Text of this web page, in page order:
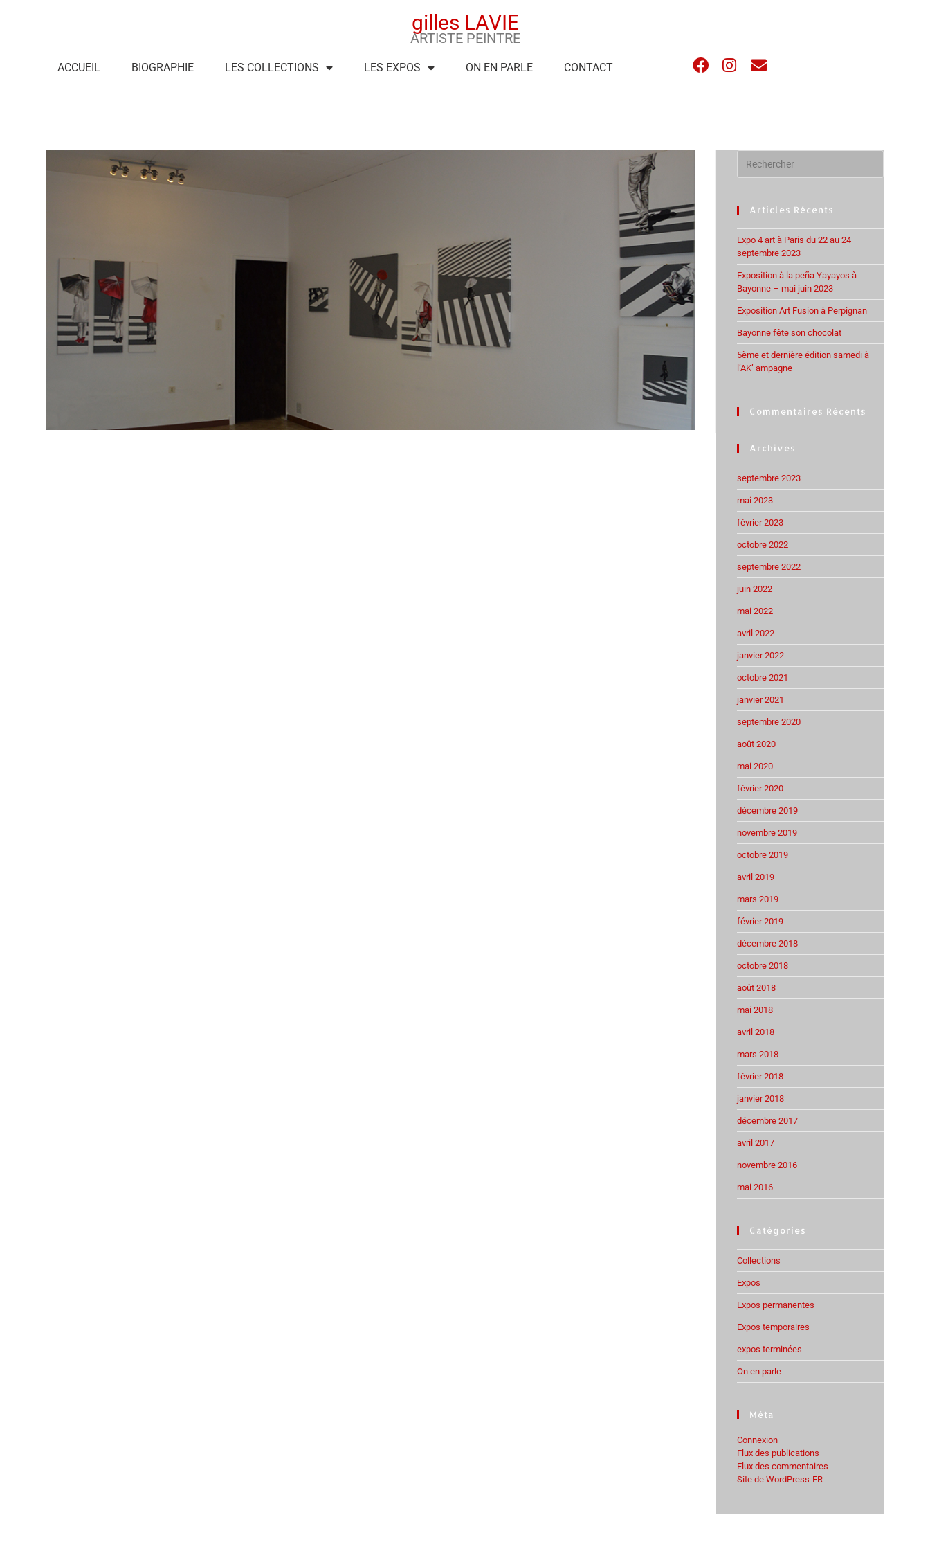
gilles LAVIE
ARTISTE PEINTRE
ACCUEIL BIOGRAPHIE LES COLLECTIONS LES EXPOS ON EN PARLE CONTACT
Articles Récents
Expo 4 art à Paris du 22 au 24
septembre 2023
Exposition à la peña Yayayos à
Bayonne – mai juin 2023
Exposition Art Fusion à Perpignan
Bayonne fête son chocolat
5ème et dernière édition samedi à
l’AK’ ampagne
Commentaires Récents
Archives
septembre 2023
mai 2023
février 2023
octobre 2022
septembre 2022
juin 2022
mai 2022
avril 2022
janvier 2022
octobre 2021
janvier 2021
septembre 2020
août 2020
mai 2020
février 2020
décembre 2019
novembre 2019
octobre 2019
avril 2019
mars 2019
février 2019
décembre 2018
octobre 2018
août 2018
mai 2018
avril 2018
mars 2018
février 2018
janvier 2018
décembre 2017
avril 2017
novembre 2016
mai 2016
Catégories
Collections
Expos
Expos permanentes
Expos temporaires
expos terminées
On en parle
Méta
Connexion
Flux des publications
Flux des commentaires
Site de WordPress-FR